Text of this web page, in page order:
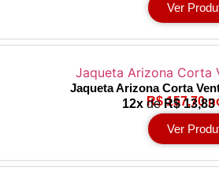
Ver
Jaqueta Arizona Corta
R$ 157,70
12xde R$ 13,83
Ver